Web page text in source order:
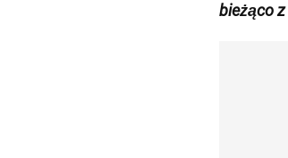
bieżąco z